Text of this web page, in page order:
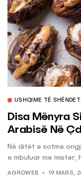
USHQIME TË
Disa Mënyra
Arabisë Në
Në ditët e sotme
e mbuluar me mister,
AGROWEB 19 MARS,